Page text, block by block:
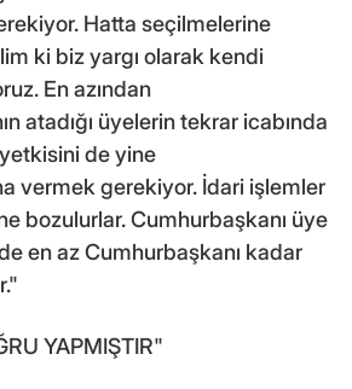
Hatta seçilmelerine
ki biz yargı olarak kendi
En azından
atadığı üyelerin tekrar icabında
de yine
vermek gerekiyor. İdari işlemler
bozulurlar. Cumhurbaşkanı üye
en az Cumhurbaşkanı kadar
YAPMIŞTIR"